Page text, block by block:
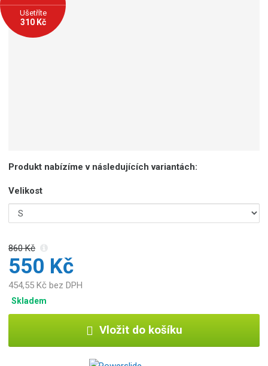
Produkt nabízíme v následujících variantách:
Velikost
Ušetříte
310 Kč
860 Kč
550 Kč
454,55 Kč bez DPH
Skladem
Vložit do košíku